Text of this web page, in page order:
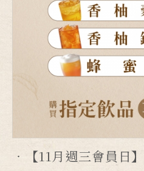
【11月週三會員日】